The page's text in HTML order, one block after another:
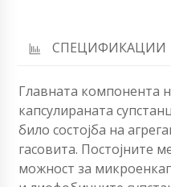
СПЕЦИФИКАЦИИ
Главната компонента
капсулираната
било состојба на
гасовита. Постојните
можност за